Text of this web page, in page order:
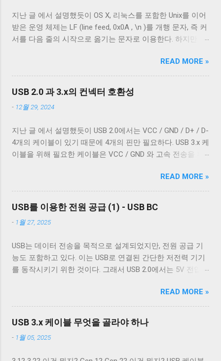
장점이 있다. Relay protocol을 사용하는
client는 여러 가지가 있다. Qt를 사용해서 데
스크탑 애플리케이션을 만든 QWeeChat ,
node.js를 이용한 웹 서버 WeeCloud 등도 많
static 한 web page에서 We...
2.0 케이블의 피복을 벗겨낸 것이다. 절연체 아래로 금속 선이
있는 것을 알 수 있다. 이 선들은 금속 선이지만 전선은 아니
다. 이 선은 전자기 차폐를 목적으로 들어간 금속 선이다. 실
는 두 종류의 차폐가 사용됐다. 하나는 얇은 금속 호일이고,
다른 하나는 얇은 도체의 가닥으로 이루어져 있다. 전자는 보
통 호일 차폐(Foil Shielding)라고 부르고 후자는 편조 차폐
다. 보통 편조 차폐가 저주파수 전자기파를 차단하는 것에 효
과적이고, 호일 차폐가 고주파수 전자기파를 차단하는 데 효
과적이다. USB 3.0의 고속 전송 케이블은 이 두 차폐를 사용하
항이다. 하지만 어지간한 싸구려 케이블을 쓰지 않는 한 요즘
이블이 ...
지난 글 에서 설명했듯이 OS X, 리눅스를 포함한 Unix를 이어
받은 운영 체제는 LF (line feed, 0x0A , \n )를 개행 문자, 즉 커
서를 다음 줄의 시작으로 옮기는 문자로 이용한다. 하지만 표
커서를 줄의 처음으로 이동하지 않는다. 파일을 항상 운영 체
제에 종속적인 애플리케이션을 통해서만 접근한다면 표준과
다른 동작은 문제되지 않는다. 하지만 파일과 입출력의 구분
이 없는 유닉스 계열에서 파일과 프로세스의 입출력이 상호
작용할 때 이 차이는 문제될 수 있다. 이 차이를 다루기 위해
하기 위한 플래그가 POSIX.1 표준이 정의 하는 termios 구조
체의 c_oflag 다. c_oflag 는 터미널이 받은 문자를 출력하기
전에 어떤 후처리를 할지에 대한 플래그다. c_oflag에서 가장
말지에 대한 플래그로 OPOST 가 꺼져있으면 다른 플래그와
상관없이 터미널은 받은 문자열을 그대로 보여준다. 이 플래
그를 끄는 경우는 거의 없다. 하지만 터미널을 텍스트를 보여
서 원하는대로 동작할 수 있게 해주는 플래그는 ONLCR 이다.
ONLCR 이 켜져 있으면 터미널은 출력을 해석할 때 NL 을
CRNL 로 해석한다. 즉, Unix에서도 ONLCR 이 꺼져있다면, LF
위치의 다음 줄로 이동한다. Unix 계열 운영 체제에서 윈도우
할 수 있다. 이외에도 구형 Mac OS 처럼 동작하게 해주는
OCRNL 플래그나 탭문자( 0x09 , \t )를...
READ MORE »
USB 2.0 과 3.x의 컨넥터 호환성
- 12월 29, 2024
지난 글 에서 설명했듯이 USB 2.0에서는 VCC / GND / D+ / D-
4개의 케이블이 있기 때문에 4개의 핀만 필요하다. USB 3.x 케
이블을 위해 필요한 케이블은 VCC / GND 와 고속 전송을 위
에 대한 자세한 설명은 다음 기회에 하도록 하겠다.) 그리고
혹시 차폐에 쌓여있을 수 있는 노이즈를 접지로 보내 안전하
게 제거하기 위한 GND_DRAIN 케이블까지 총 7개의 케이블
이 사용된다. 이 중 VCC 와 GND 는 USB 2.0에서 사용하는 선
과 공유하기 때문에 새로운 5개의 선이 더 필요하다. 이미지
결하기 위해 USB 3.0 표준은 새로운 모양의 Type B 컨넥터를
도입했다. 기존 Type B 컨넥터는 4개의 핀만을 가지고 있고
확장할 수 없는 구조로 돼있기 때문이다. 따라서 Type B 컨넥
USB 3.0 케이블인지 쉽게 구분할 수 있다. 하지만 Type A 컨넥
터나 Type C 컨넥터는 상황이 다르다. 상하 대칭으로 24개의
핀을 가져 최대 12개의 선을 연결할 수 있는 Type C 컨넥터는
야 한다. 그렇지 않으면 다음과 같이 Type C - Type C 케이블
READ MORE »
USB를 이용한 전원 공급 (1) - USB BC
- 1월 27, 2025
USB는 데이터 전송을 목적으로 설계되었지만, 전원 공급 기
능도 포함하고 있다. 이는 USB로 연결된 간단한 저전력 기기
를 동작시키기 위한 것이다. 그래서 USB 2.0에서는 5V 전압과
가능하다. 하지만 이 스펙은 어디까지나 USB를 통한 데이터
통신을 하는 데 필요한 디바이스를 동작시키기 위함이지,
USB를 전원 공급을 위해 이용하려는 목적은 아니었다. 따라
서 저전력 기기가 아닌 외장 하드 같은 디바이스는 별도의 전
원 공급을 필요로 했고, USB를 통한 전원 충전은 USB가 본래
READ MORE »
USB 3.x 케이블 무엇을 골라야 하나
- 1월 05, 2025